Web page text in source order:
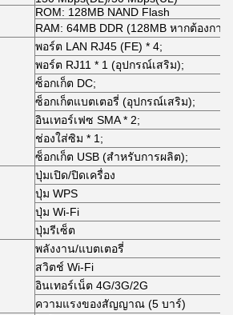
ROM: 128MB NAND Flash
RAM: 64MB DDR (128MB หากต้องการ
พอร์ต LAN RJ45 (FE) * 4;
พอร์ต RJ11 * 1 (อุปกรณ์เสริม);
ซ็อกเก็ต DC;
ซ็อกเก็ตแบตเตอรี่ (อุปกรณ์เสริม);
อินเทอร์เฟซ SMA * 2;
ช่องใส่ซิม * 1;
ซ็อกเก็ต USB (สำหรับการผลิต);
ปุ่มเปิด/ปิดเครื่อง
ปุ่ม WPS
ปุ่ม Wi-Fi
ปุ่มรีเซ็ต
พลังงาน/แบตเตอรี่
สวิตช์ Wi-Fi
อินเทอร์เน็ต 4G/3G/2G
ความแรงของสัญญาณ (5 บาร์)